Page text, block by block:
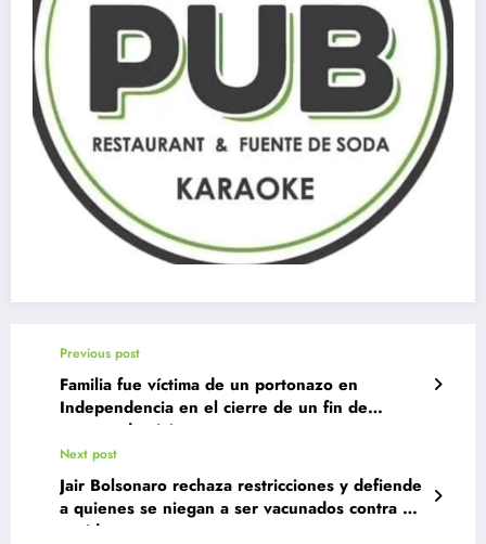
Previous post
Familia fue víctima de un portonazo en
Independencia en el cierre de un fin de
semana de viaje
Next post
Jair Bolsonaro rechaza restricciones y defiende
a quienes se niegan a ser vacunados contra el
covid